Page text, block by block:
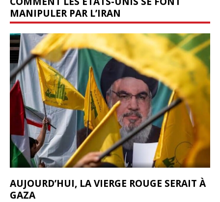
MANIPULER PAR L’IRAN
AUJOURD’HUI, LA VIERGE ROUGE SERAIT À
GAZA